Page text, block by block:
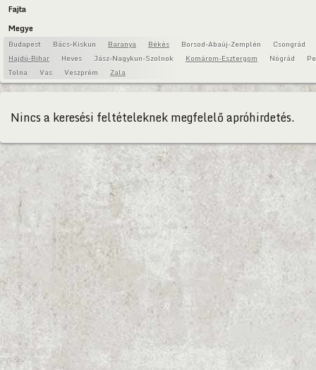
Fajta
Megye
Budapest Bács-Kiskun Baranya Békés Borsod-Abaúj-Zemplén
Csongrád
Hajdú-Bihar
Heves Jász-Nagykun-Szolnok Komárom-Esztergom Nógrád
Tolna
Vas Veszprém Zala
Nincs a keresési feltételeknek megfelelő apróhirdetés.